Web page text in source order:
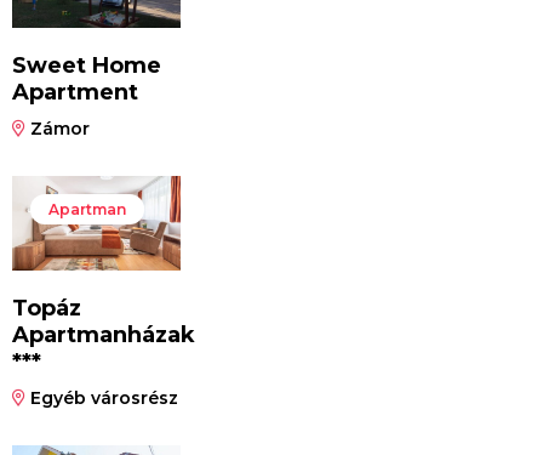
Sweet Home
Apartment
Zámor
Apartman
Topáz
Apartmanházak
***
Egyéb városrész